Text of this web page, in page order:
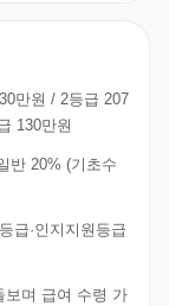
만원 / 2등급 207
130만원
반 20% (기초수
급·인지지원등급
보며 급여 수령 가